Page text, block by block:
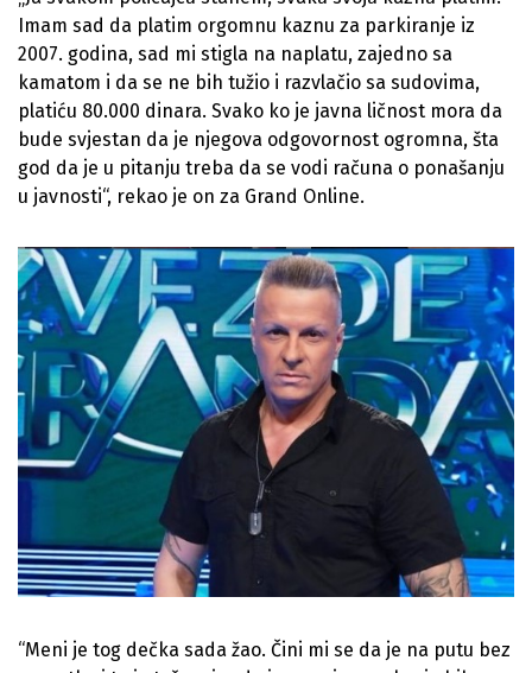
Imam sad da platim orgomnu kaznu za parkiranje iz
2007. godina, sad mi stigla na naplatu, zajedno sa
kamatom i da se ne bih tužio i razvlačio sa sudovima,
platiću 80.000 dinara. Svako ko je javna ličnost mora da
bude svjestan da je njegova odgovornost ogromna, šta
god da je u pitanju treba da se vodi računa o ponašanju
u javnosti“, rekao je on za Grand Online.
“Meni je tog dečka sada žao. Čini mi se da je na putu bez